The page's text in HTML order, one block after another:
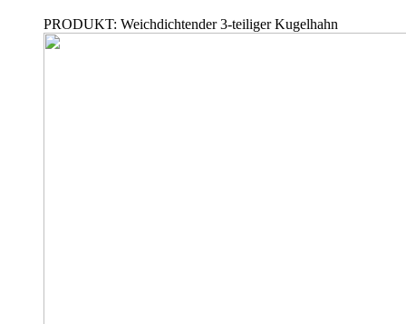
PRODUKT: Weichdichtender 3-teiliger Kugelhahn